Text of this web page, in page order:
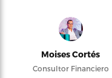
Moises Cortés
Consultor Financiero